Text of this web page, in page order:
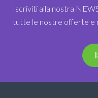
Iscriviti alla nostra
tutte le nostre offerte e